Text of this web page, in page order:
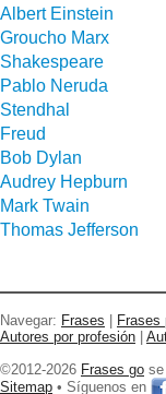
Albert Einstein
Groucho Marx
Shakespeare
Pablo Neruda
Stendhal
Freud
Bob Dylan
Audrey Hepburn
Mark Twain
Thomas Jefferson
Navegar: Frases Frases
Autores por profesión
©2012-2026 Frases go
Sitemap • Síguenos en